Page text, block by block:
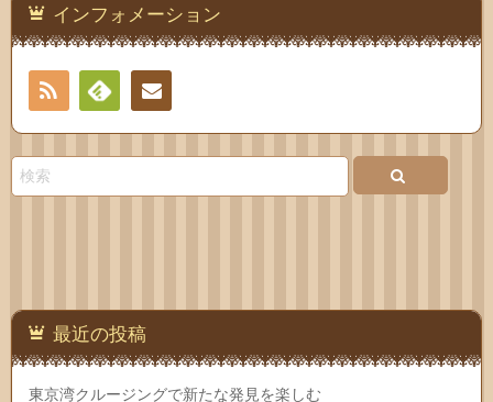
インフォメーション
RSS
Feedlyお問
最近の投稿
東京湾クルージングで新たな発見を楽しむ